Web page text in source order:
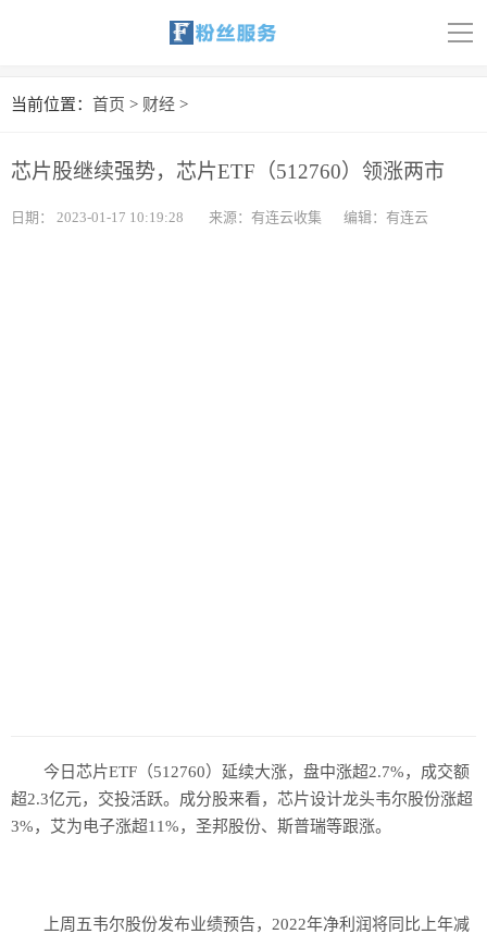
导
首页
当前位置： 首页 > 财经 >
芯片股继续强势，芯片ETF（512760）领涨两市
日期： 2023-01-17 10:19:28 来源：有连云收集 编辑：有连云
今日芯片ETF（512760）延续大涨，盘中涨超2.7%，成交额
超2.3亿元，交投活跃。成分股来看，芯片设计龙头韦尔股份涨超
3%，艾为电子涨超11%，圣邦股份、斯普瑞等跟涨。
上周五韦尔股份发布业绩预告，2022年净利润将同比上年减